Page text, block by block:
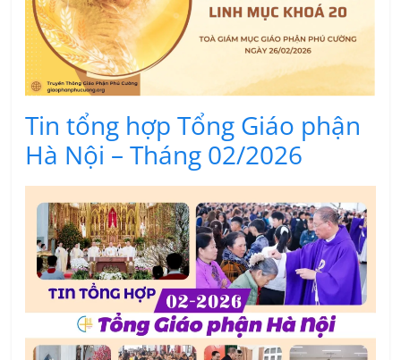
Tin tổng hợp Tổng Giáo phận
Hà Nội – Tháng 02/2026